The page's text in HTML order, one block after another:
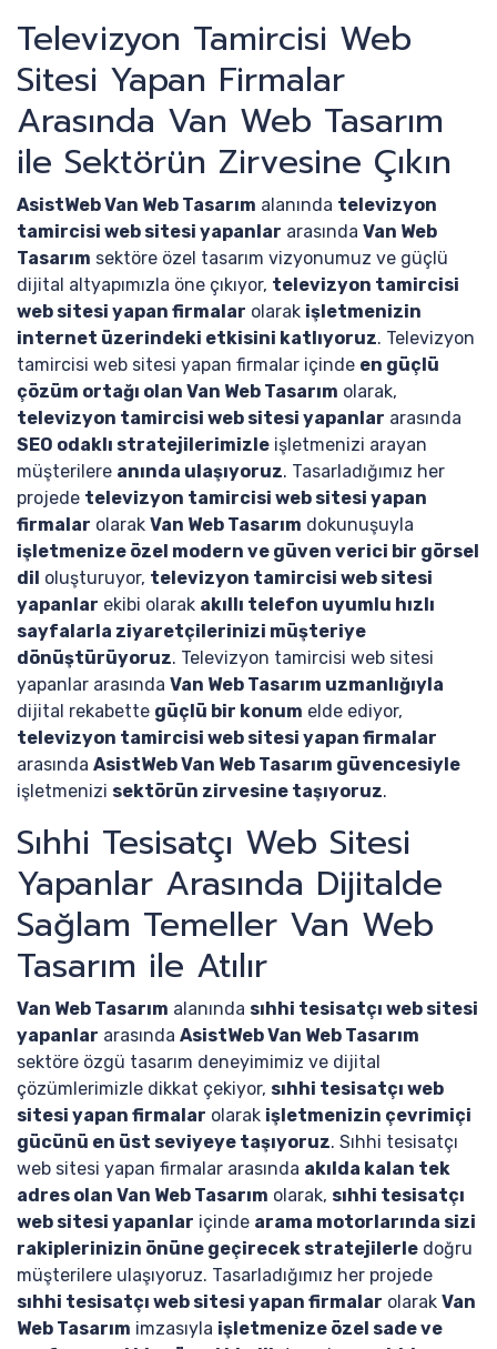
Televizyon Tamircisi Web
Sitesi Yapan Firmalar
Arasında Van Web Tasarım
ile Sektörün Zirvesine Çıkın
AsistWeb Van Web Tasarım alanında televizyon
tamircisi web sitesi yapanlar arasında Van Web
Tasarım sektöre özel tasarım vizyonumuz ve güçlü
dijital altyapımızla öne çıkıyor, televizyon tamircisi
web sitesi yapan firmalar olarak işletmenizin
internet üzerindeki etkisini katlıyoruz. Televizyon
tamircisi web sitesi yapan firmalar içinde en güçlü
çözüm ortağı olan Van Web Tasarım olarak,
televizyon tamircisi web sitesi yapanlar arasında
SEO odaklı stratejilerimizle işletmenizi arayan
müşterilere anında ulaşıyoruz. Tasarladığımız her
projede televizyon tamircisi web sitesi yapan
firmalar olarak Van Web Tasarım dokunuşuyla
işletmenize özel modern ve güven verici bir görsel
dil oluşturuyor, televizyon tamircisi web sitesi
yapanlar ekibi olarak akıllı telefon uyumlu hızlı
sayfalarla ziyaretçilerinizi müşteriye
dönüştürüyoruz. Televizyon tamircisi web sitesi
yapanlar arasında Van Web Tasarım uzmanlığıyla
dijital rekabette güçlü bir konum elde ediyor,
televizyon tamircisi web sitesi yapan firmalar
arasında AsistWeb Van Web Tasarım güvencesiyle
işletmenizi sektörün zirvesine taşıyoruz.
Sıhhi Tesisatçı Web Sitesi
Yapanlar Arasında Dijitalde
Sağlam Temeller Van Web
Tasarım ile Atılır
Van Web Tasarım alanında sıhhi tesisatçı web sitesi
yapanlar arasında AsistWeb Van Web Tasarım
sektöre özgü tasarım deneyimimiz ve dijital
çözümlerimizle dikkat çekiyor, sıhhi tesisatçı web
sitesi yapan firmalar olarak işletmenizin çevrimiçi
gücünü en üst seviyeye taşıyoruz. Sıhhi tesisatçı
web sitesi yapan firmalar arasında akılda kalan tek
adres olan Van Web Tasarım olarak, sıhhi tesisatçı
web sitesi yapanlar içinde arama motorlarında sizi
rakiplerinizin önüne geçirecek stratejilerle doğru
müşterilere ulaşıyoruz. Tasarladığımız her projede
sıhhi tesisatçı web sitesi yapan firmalar olarak Van
Web Tasarım imzasıyla işletmenize özel sade ve